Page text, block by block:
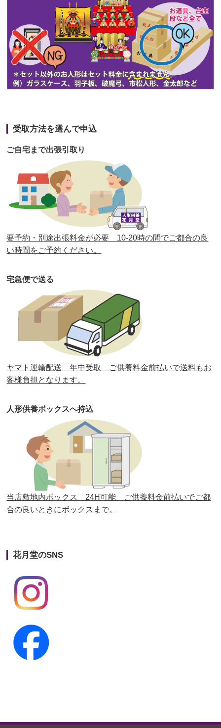
第46回人形供養祭 令和3年9月13日(月)
第45回人形供養祭令和3年7月12日(月)
第44回人形供養祭令和3年6月3日(木)
第43回人形供養祭令和3年4月23日(金)
第39回人形供養祭令和2年10月22日(木)
第38回人形供養祭 令和2年8月26日(水)
第37回人形供養祭 令和2年6月8日(月)
第36回人形供養祭 令和2年4月16日(木)
第35回人形供養祭令和2年2月13日(木)
第33回人形供養祭
第32回人形供養祭 令和元年6月12日(水)
第31回人形供養祭 平成31年3月13日(水)
第30回人形供養祭平成30年11月28日(水)
第29回人形供養祭平成30年5月23日(水)
第27回人形供養祭平成29年6月14日(水)
第26回人形供養祭平成28年12月15日(木)
第25回人形供養祭 平成28年6月16日(木)
第24回人形供養祭 平成27年11月27日
第23回人形供養祭平成26年12月5日
第22回人形供養祭平成26年4月28日
第20回人形供養祭
第19回人形供養祭
第18回人形供養祭
第16回人形供養祭
第15回人形供養祭
第12回人形供養祭平成22年3月9日
受取方法を選んで申込
ご自宅まで出張引取り
要予約・別途出張料金が必要 10-20時の間でご都合の良
い時間をご予約ください。
宅急便で送る
ヤマト運輸配送 年中受取 ご供養料金前払いで送料もお
客様負担となります。
人形供養ボックスへ持込
当店敷地内ボックス 24H可能 ご供養料金前払いでご都
合の良いときにボックスまで。
花月堂のSNS